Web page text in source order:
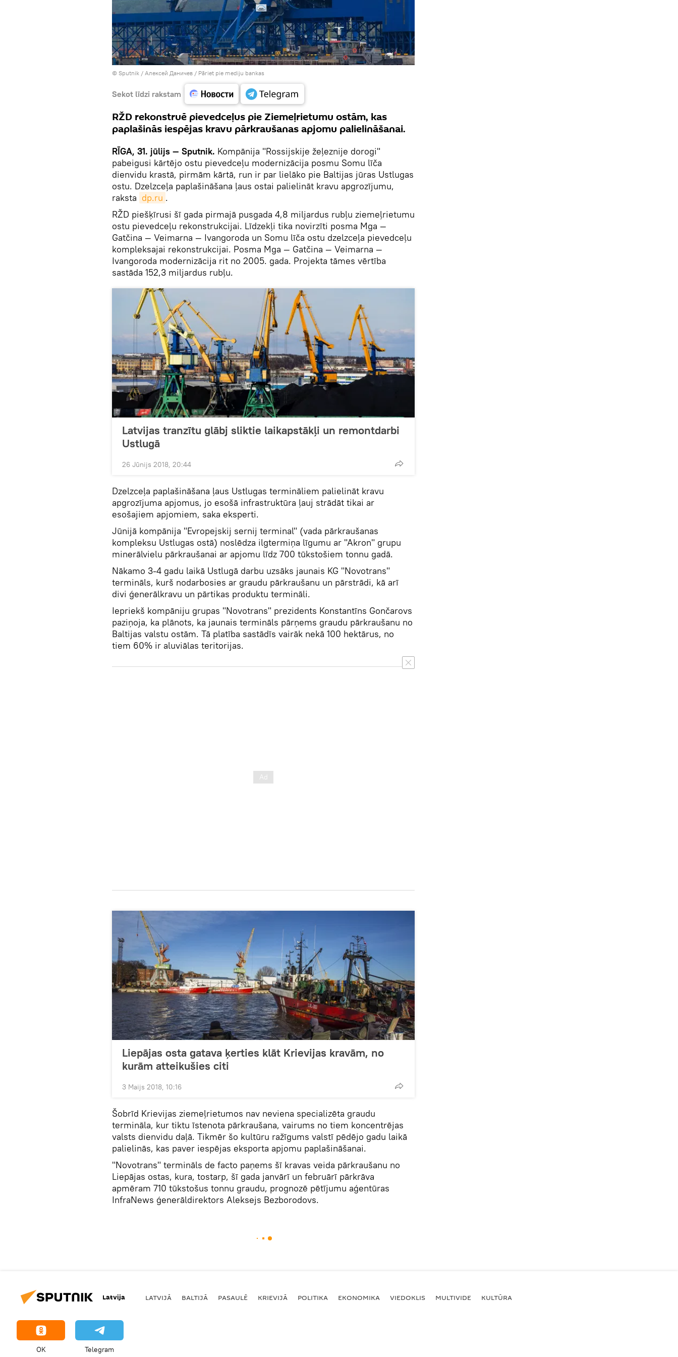
© Sputnik / Алексей Даничев / Pāriet pie mediju bankas
Sekot līdzi rakstam
RŽD rekonstruē pievedceļus pie Ziemeļrietumu ostām, kas
paplašinās iespējas kravu pārkraušanas apjomu palielināšanai.
RĪGA, 31. jūlijs — Sputnik. Kompānija "Rossijskije žeļeznije dorogi"
pabeigusi kārtējo ostu pievedceļu modernizācija posmu Somu līča
dienvidu krastā, pirmām kārtā, run ir par lielāko pie Baltijas jūras Ustlugas
ostu. Dzelzceļa paplašināšana ļaus ostai palielināt kravu apgrozījumu,
raksta dp.ru .
RŽD piešķīrusi šī gada pirmajā pusgada 4,8 miljardus rubļu ziemeļrietumu
ostu pievedceļu rekonstrukcijai. Līdzekļi tika novirzīti posma Mga —
Gatčina — Veimarna — Ivangoroda un Somu līča ostu dzelzceļa pievedceļu
kompleksajai rekonstrukcijai. Posma Mga — Gatčina — Veimarna —
Ivangoroda modernizācija rit no 2005. gada. Projekta tāmes vērtība
sastāda 152,3 miljardus rubļu.
Latvijas tranzītu glābj sliktie laikapstākļi un remontdarbi
Ustlugā
26 Jūnijs 2018, 20:44
Dzelzceļa paplašināšana ļaus Ustlugas termināliem palielināt kravu
apgrozījuma apjomus, jo esošā infrastruktūra ļauj strādāt tikai ar
esošajiem apjomiem, saka eksperti.
Jūnijā kompānija "Evropejskij sernij terminal" (vada pārkraušanas
kompleksu Ustlugas ostā) noslēdza ilgtermiņa līgumu ar "Akron" grupu
minerālvielu pārkraušanai ar apjomu līdz 700 tūkstošiem tonnu gadā.
Nākamo 3-4 gadu laikā Ustlugā darbu uzsāks jaunais KG "Novotrans"
termināls, kurš nodarbosies ar graudu pārkraušanu un pārstrādi, kā arī
divi ģenerālkravu un pārtikas produktu termināli.
Iepriekš kompāniju grupas "Novotrans" prezidents Konstantīns Gončarovs
paziņoja, ka plānots, ka jaunais termināls pārņems graudu pārkraušanu no
Baltijas valstu ostām. Tā platība sastādīs vairāk nekā 100 hektārus, no
tiem 60% ir aluviālas teritorijas.
Liepājas osta gatava ķerties klāt Krievijas kravām, no
kurām atteikušies citi
3 Maijs 2018, 10:16
Šobrīd Krievijas ziemeļrietumos nav neviena specializēta graudu
termināla, kur tiktu īstenota pārkraušana, vairums no tiem koncentrējas
valsts dienvidu daļā. Tikmēr šo kultūru ražīgums valstī pēdējo gadu laikā
palielinās, kas paver iespējas eksporta apjomu paplašināšanai.
"Novotrans" termināls de facto paņems šī kravas veida pārkraušanu no
Liepājas ostas, kura, tostarp, šī gada janvārī un februārī pārkrāva
apmēram 710 tūkstošus tonnu graudu, prognozē pētījumu aģentūras
InfraNews ģenerāldirektors Aleksejs Bezborodovs.
Latvija LATVIJĀ BALTIJĀ PASAULĒ KRIEVIJĀ POLITIKA EKONOMIKA VIEDOKLIS MULTIVIDE KULTŪRA
OK Telegram